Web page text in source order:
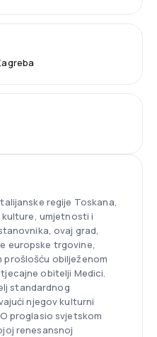
regije Toskana,
umjetnosti i
ovaj grad,
europske trgovine,
obilježenom
obitelji Medici.
standardnog
njegov kulturni
proglasio svjetskom
renesansnoj